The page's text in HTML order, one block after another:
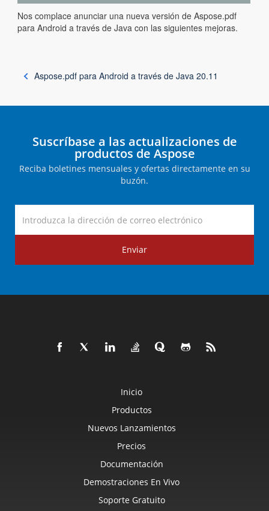
Nos complace anunciar una nueva versión de Aspose.pdf
para Android a través de Java con las siguientes mejoras.
Aspose.pdf para Android a través de Java 20.11
Suscríbase a las actualizaciones de
productos de Aspose
Reciba boletines mensuales y ofertas directamente en su
buzón.
Enviar
Inicio
Productos
Nuevos Lanzamientos
Precios
Documentación
Demostraciones En Vivo
Soporte Gratuito